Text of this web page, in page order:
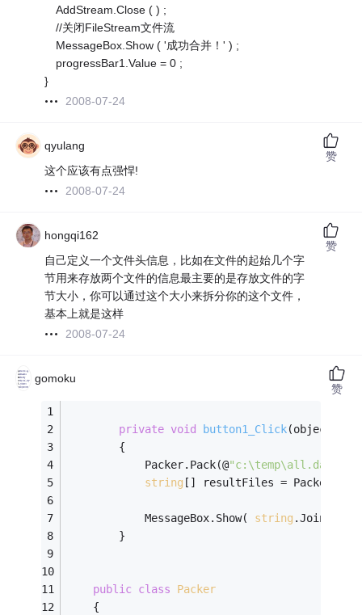
AddStream.Close ( ) ;
//关闭FileStream文件流
MessageBox.Show ( '成功合并！' ) ;
progressBar1.Value = 0 ;
}
2008-07-24
qyulang
这个应该有点强悍!
2008-07-24
赞
hongqi162
自己定义一个文件头信息，比如在文件的起始几个字
节用来存放两个文件的信息最主要的是存放文件的字
节大小，你可以通过这个大小来拆分你的这个文件，
基本上就是这样
2008-07-24
赞
gomoku
private void button1_Click(object
        {
            Packer.Pack(@
"c:\temp\all.dat"
string [] resultFiles =
            MessageBox.Show(
string .Join(
        }
public class
Packer
    {
赞